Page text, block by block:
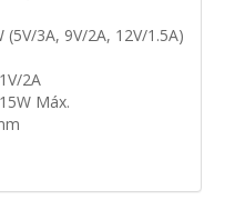
(5V/3A, 9V/2A, 12V/1.5A)
2A
Máx.